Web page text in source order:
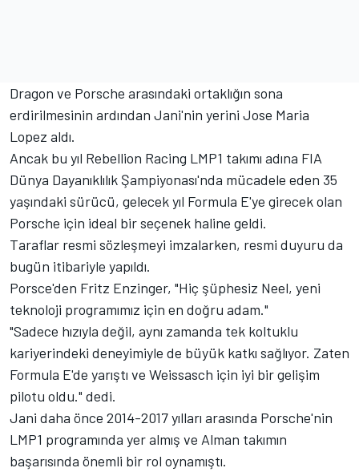
Dragon ve Porsche arasındaki ortaklığın sona
erdirilmesinin ardından Jani'nin yerini Jose Maria
Lopez aldı.
Ancak bu yıl Rebellion Racing LMP1 takımı adına FIA
Dünya Dayanıklılık Şampiyonası'nda mücadele eden 35
yaşındaki sürücü, gelecek yıl Formula E'ye girecek olan
Porsche için ideal bir seçenek haline geldi.
Taraflar resmi sözleşmeyi imzalarken, resmi duyuru da
bugün itibariyle yapıldı.
Porsce'den Fritz Enzinger, "Hiç şüphesiz Neel, yeni
teknoloji programımız için en doğru adam."
"Sadece hızıyla değil, aynı zamanda tek koltuklu
kariyerindeki deneyimiyle de büyük katkı sağlıyor. Zaten
Formula E'de yarıştı ve Weissasch için iyi bir gelişim
pilotu oldu." dedi.
Jani daha önce 2014-2017 yılları arasında Porsche'nin
LMP1 programında yer almış ve Alman takımın
başarısında önemli bir rol oynamıştı.